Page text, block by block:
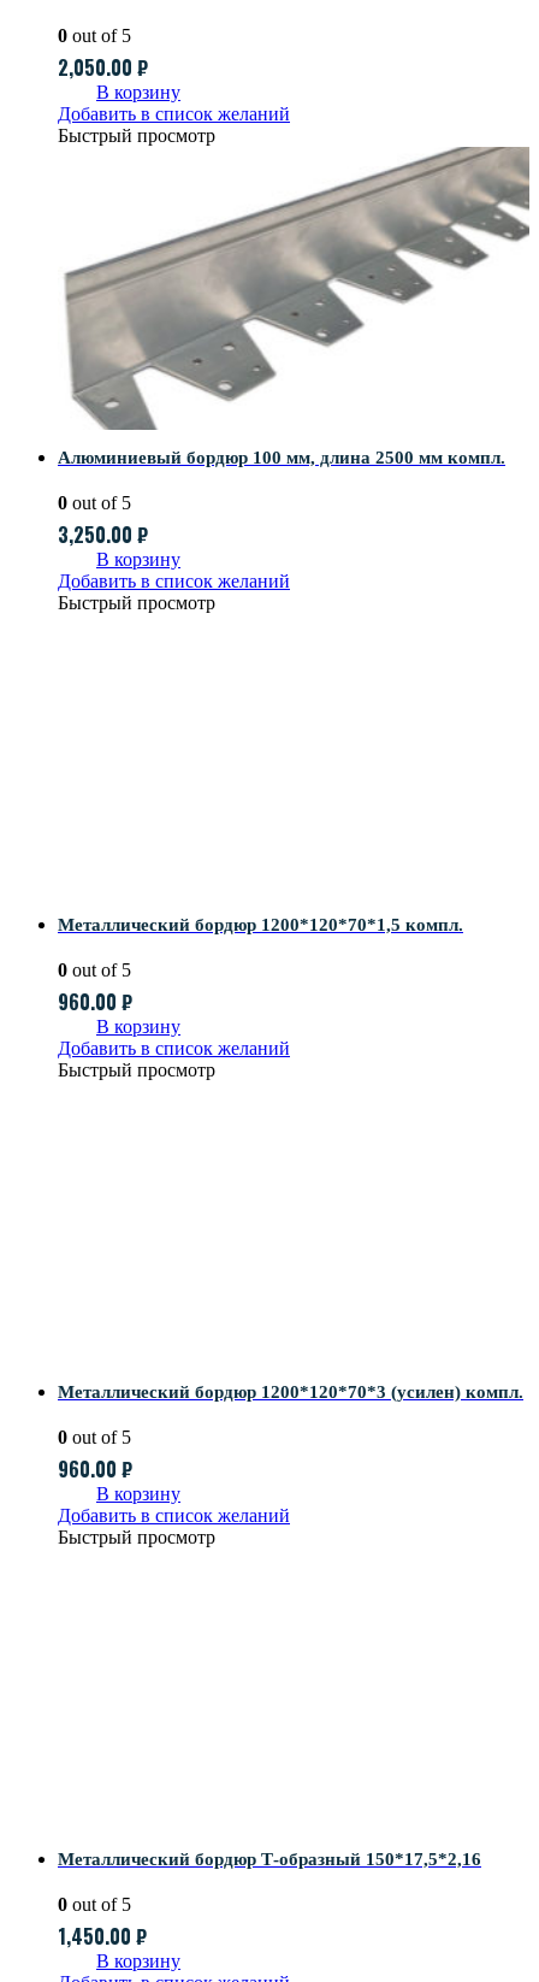
0 out of 5
2,050.00 ₽
В корзину
Добавить в список желаний
Быстрый просмотр
Алюминиевый бордюр 100 мм, длина 2500 мм компл.
0 out of 5
3,250.00 ₽
В корзину
Добавить в список желаний
Быстрый просмотр
Металлический бордюр 1200*120*70*1,5 компл.
0 out of 5
960.00 ₽
В корзину
Добавить в список желаний
Быстрый просмотр
Металлический бордюр 1200*120*70*3 (усилен) компл.
0 out of 5
960.00 ₽
В корзину
Добавить в список желаний
Быстрый просмотр
Металлический бордюр Т-образный 150*17,5*2,16
0 out of 5
1,450.00 ₽
В корзину